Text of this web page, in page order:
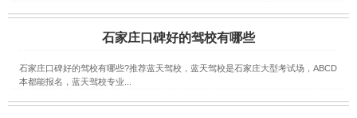
石家庄口碑好的驾校有哪些
石家庄口碑好的驾校有哪些?推荐蓝天驾校，蓝天驾校是石家庄大型考试场，ABCD
本都能报名，蓝天驾校专业...